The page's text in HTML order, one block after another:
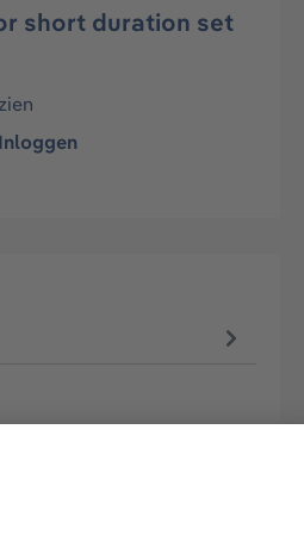
short duration set
Inloggen